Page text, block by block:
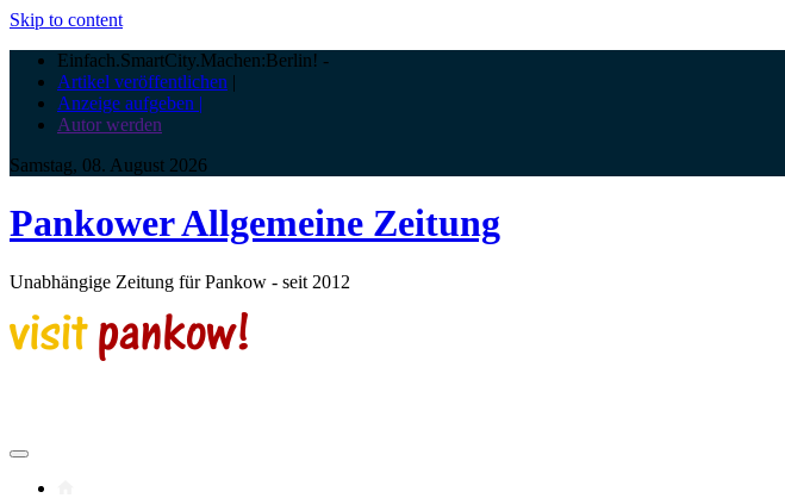
Skip to content
Einfach.SmartCity.Machen:Berlin! -
Artikel veröffentlichen |
Anzeige aufgeben |
Autor werden
Samstag, 08. August 2026
Pankower Allgemeine Zeitung
Unabhängige Zeitung für Pankow - seit 2012